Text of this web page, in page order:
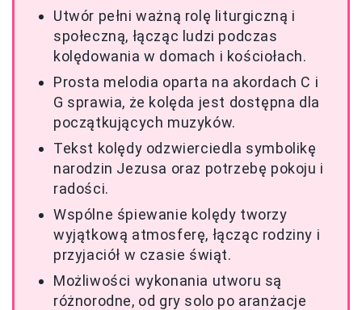
Utwór pełni ważną rolę liturgiczną i
społeczną, łącząc ludzi podczas
kolędowania w domach i kościołach.
Prosta melodia oparta na akordach C i
G sprawia, że kolęda jest dostępna dla
początkujących muzyków.
Tekst kolędy odzwierciedla symbolikę
narodzin Jezusa oraz potrzebę pokoju i
radości.
Wspólne śpiewanie kolędy tworzy
wyjątkową atmosferę, łącząc rodziny i
przyjaciół w czasie świąt.
Możliwości wykonania utworu są
różnorodne, od gry solo po aranżacje